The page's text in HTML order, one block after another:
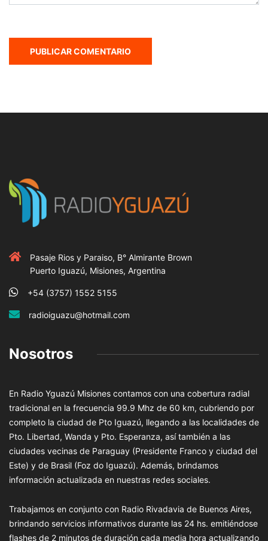
Pasaje Rios y Paraiso, B° Almirante Brown
Puerto Iguazú, Misiones, Argentina
+54 (3757) 1552 5155
radioiguazu@hotmail.com
Nosotros
En Radio Yguazú Misiones contamos con una cobertura radial
tradicional en la frecuencia 99.9 Mhz de 60 km, cubriendo por
completo la ciudad de Pto Iguazú, llegando a las localidades de
Pto. Libertad, Wanda y Pto. Esperanza, así también a las
ciudades vecinas de Paraguay (Presidente Franco y ciudad del
Este) y de Brasil (Foz do Iguazú). Además, brindamos
información actualizada en nuestras redes sociales.
Trabajamos en conjunto con Radio Rivadavia de Buenos Aires,
brindando servicios informativos durante las 24 hs. emitiéndose
flashes de 2 minutos de duración cada media hora actualizando